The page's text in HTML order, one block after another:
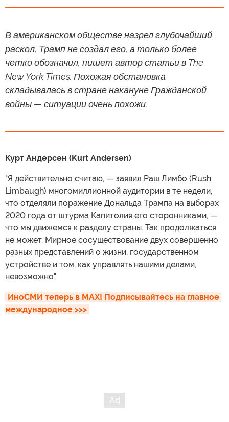
В американском обществе назрел глубочайший
раскол, Трамп не создал его, а только более
четко обозначил, пишет автор статьи в The
New York Times. Похожая обстановка
складывалась в стране накануне Гражданской
войны — ситуации очень похожи.
Курт Андерсен (Kurt Andersen)
"Я действительно считаю, — заявил Раш Лимбо (Rush
Limbaugh) многомиллионной аудитории в те недели,
что отделяли поражение Дональда Трампа на выборах
2020 года от штурма Капитолия его сторонниками, —
что мы движемся к разделу страны. Так продолжаться
не может. Мирное сосуществование двух совершенно
разных представлений о жизни, государственном
устройстве и том, как управлять нашими делами,
невозможно".
ИноСМИ теперь в MAX! Подписывайтесь на главное
международное >>>